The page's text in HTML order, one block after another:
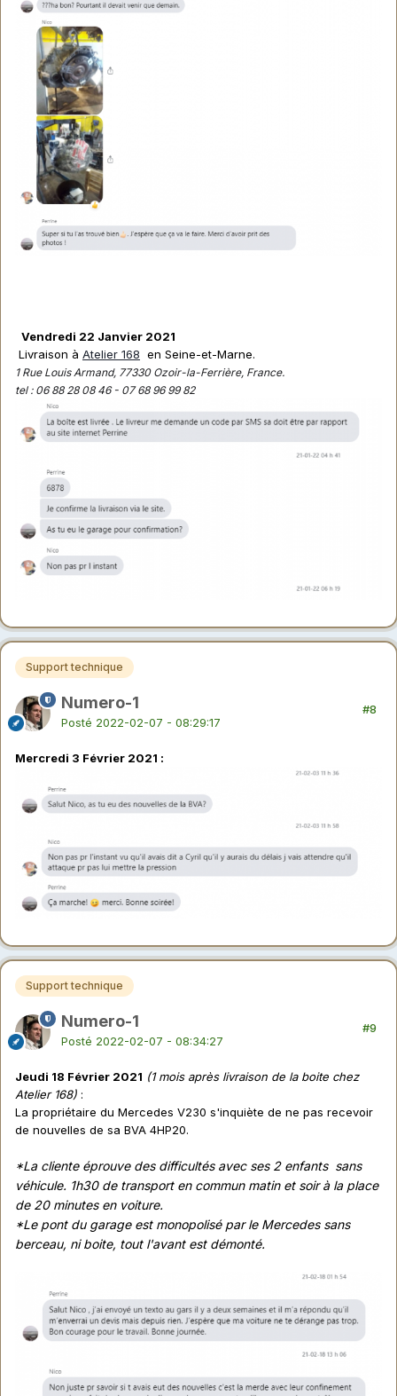
Vendredi 22 Janvier 2021
Livraison à Atelier 168 en Seine-et-Marne.
1 Rue Louis Armand, 77330 Ozoir-la-Ferrière, France.
tel : 06 88 28 08 46 - 07 68 96 99 82
Support technique
Numero-1
Posté 2022-02-07 - 08:29:17
#8
Mercredi 3 Février 2021 :
Support technique
Numero-1
Posté 2022-02-07 - 08:34:27
#9
Jeudi 18 Février 2021 (1 mois après livraison de la boite chez
Atelier 168) :
La propriétaire du Mercedes V230 s'inquiète de ne pas recevoir
de nouvelles de sa BVA 4HP20.
*La cliente éprouve des difficultés avec ses 2 enfants sans
véhicule. 1h30 de transport en commun matin et soir à la place
de 20 minutes en voiture.
*Le pont du garage est monopolisé par le Mercedes sans
berceau, ni boite, tout l'avant est démonté.